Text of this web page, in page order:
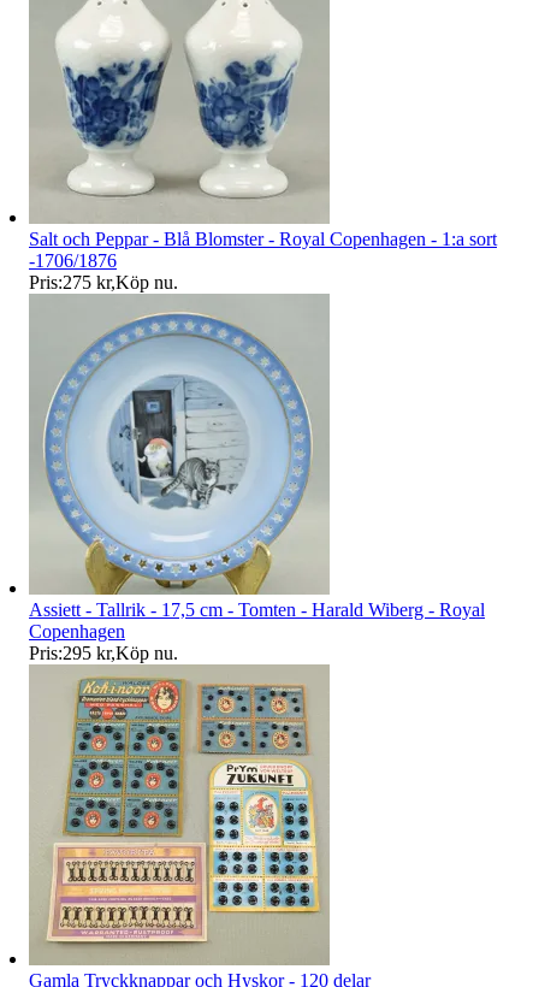
Salt och Peppar - Blå Blomster - Royal Copenhagen - 1:a sort
-1706/1876
Pris:275 kr,Köp nu.
Assiett - Tallrik - 17,5 cm - Tomten - Harald Wiberg - Royal
Copenhagen
Pris:295 kr,Köp nu.
Gamla Tryckknappar och Hyskor - 120 delar